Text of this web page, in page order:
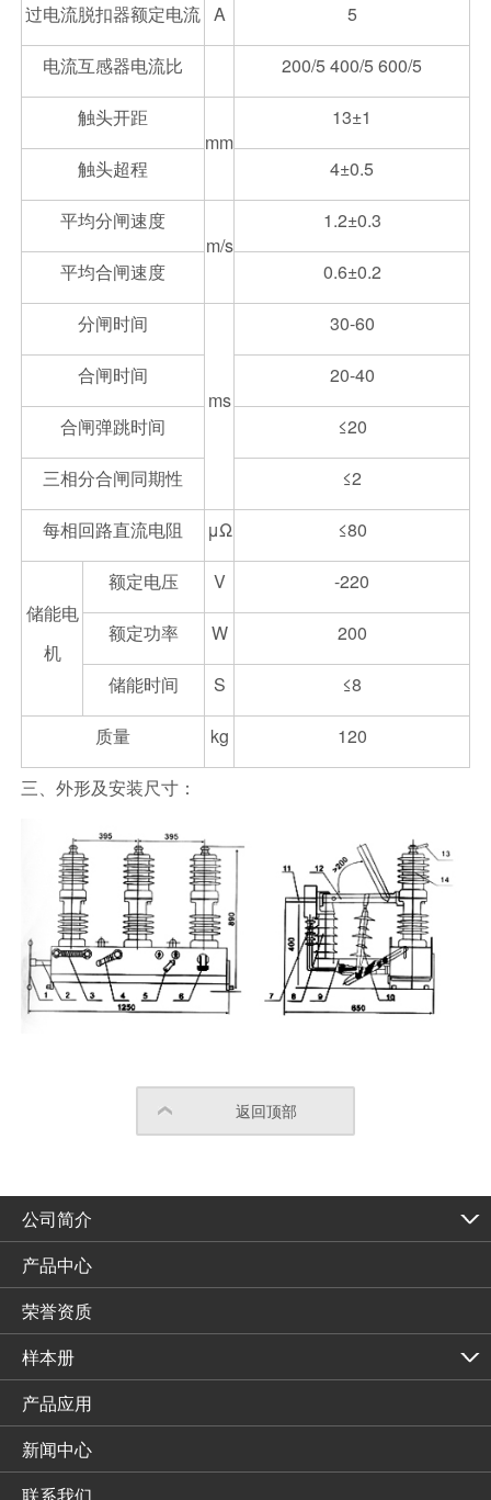
过电流脱扣器额定电流 A 5
电流互感器电流比 200/5 400/5 600/5
触头开距
mm
13±1
触头超程 4±0.5
平均分闸速度
m/s
1.2±0.3
平均合闸速度 0.6±0.2
分闸时间
ms
30-60
合闸时间 20-40
合闸弹跳时间 ≤20
三相分合闸同期性 ≤2
每相回路直流电阻 μΩ ≤80
储能电
机
额定电压 V -220
额定功率 W 200
储能时间 S ≤8
质量 kg 120
三、外形及安装尺寸：
返回顶部
公司简介
产品中心
荣誉资质
样本册
产品应用
新闻中心